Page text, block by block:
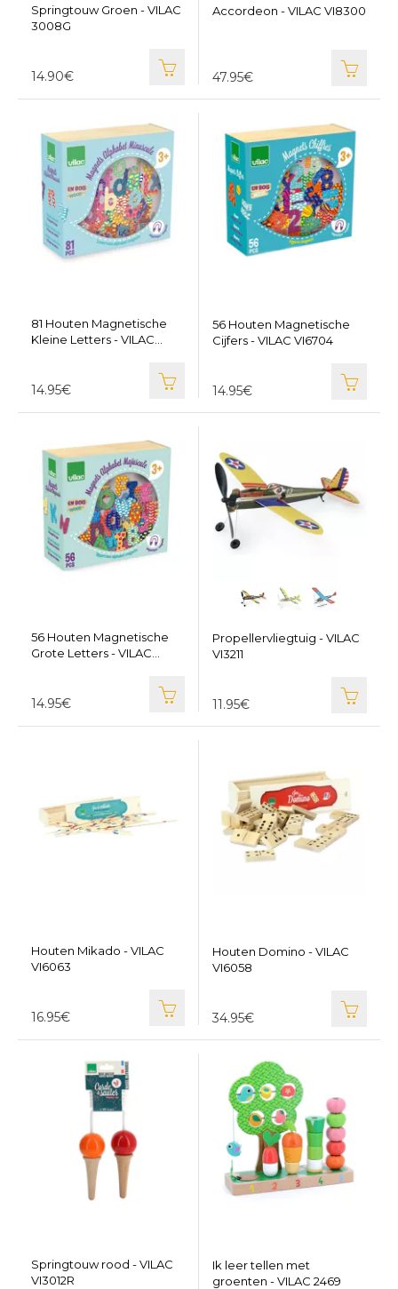
Springtouw Groen - VILAC
3008G
14.90€
Accordeon - VILAC VI8300
47.95€
81 Houten Magnetische
Kleine Letters - VILAC
14.95€
56 Houten Magnetische
Cijfers - VILAC VI6704
14.95€
56 Houten Magnetische
Grote Letters - VILAC
14.95€
Propellervliegtuig - VILAC
VI3211
11.95€
Houten Mikado - VILAC
VI6063
16.95€
Houten Domino - VILAC
VI6058
34.95€
Springtouw rood - VILAC
VI3012R
Ik leer tellen met
groenten - VILAC 2469